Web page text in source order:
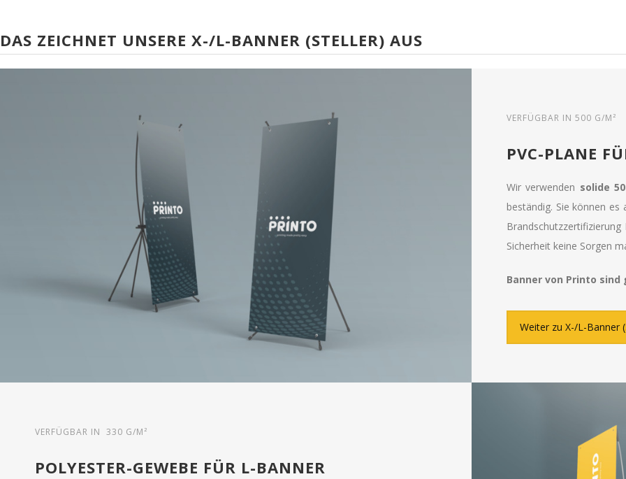
DAS ZEICHNET UNSERE X-/L-BANNER (STELLER) AUS
VERFÜGBAR IN 500 G/M²
PVC-PLANE
Wir verwenden solide
beständig. Sie können
Sicherheit keine Sorgen
Banner von Printo
Weiter zu X-/L-Banner
VERFÜGBAR IN 330 G/M²
POLYESTER-GEWEBE FÜR L-BANNER